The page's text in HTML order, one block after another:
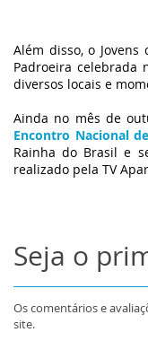
Além disso, o
Padroeira celebrada
diversos locais e
Ainda no mês de
Encontro Nacional
Rainha do Brasil e
realizado pela TV
Seja o
Os comentários e
site.